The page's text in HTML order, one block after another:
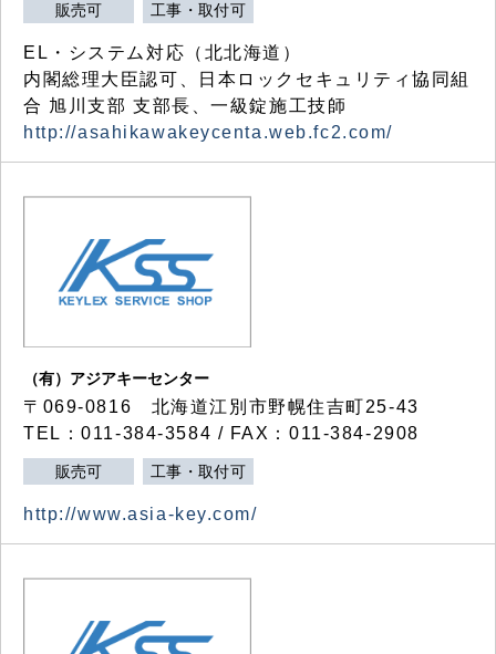
販売可 工事・取付可
EL・システム対応（北北海道）
内閣総理大臣認可、日本ロックセキュリティ協同組
合 旭川支部 支部長、一級錠施工技師
http://asahikawakeycenta.web.fc2.com/
（有）アジアキーセンター
〒069-0816 北海道江別市野幌住吉町25-43
TEL：011-384-3584 / FAX：011-384-2908
販売可 工事・取付可
http://www.asia-key.com/